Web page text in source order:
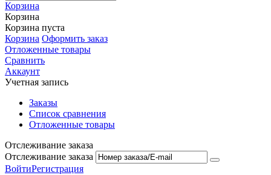
Корзина
Корзина
Корзина пуста
Корзина Оформить заказ
Отложенные товары
Сравнить
Аккаунт
Учетная запись
Заказы
Список сравнения
Отложенные товары
Отслеживание заказа
Отслеживание заказа
ВойтиРегистрация